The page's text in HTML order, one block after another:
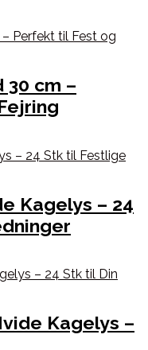
30 cm –
Kagelys – 24
Kagelys –